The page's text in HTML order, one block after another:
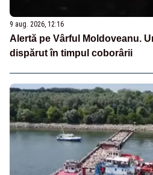
9 aug. 2026, 12:16
Alertă pe Vârful Moldoveanu.
dispărut în timpul coborârii